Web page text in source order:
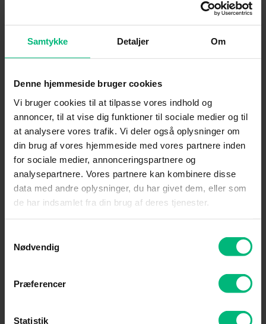
Samtykke Detaljer Om
Denne hjemmeside bruger cookies
Vi bruger cookies til at tilpasse vores indhold og
annoncer, til at vise dig funktioner til sociale medier og til
at analysere vores trafik. Vi deler også oplysninger om
din brug af vores hjemmeside med vores partnere inden
for sociale medier, annonceringspartnere og
analysepartnere. Vores partnere kan kombinere disse
data med andre oplysninger, du har givet dem, eller som
de har indsamlet fra din brug af deres tjenester.
Nødvendig
Præferencer
Statistik
b)
OBS: Dette er blot et eksempel på en router. Din
router kan sagtens se anderledes ud, men princippet
er det samme uanset router.
Tilslut den anden ende af det blå internetkabel i
enledig internetindgang (D-G) bagpå din egen
router, som illustreret på billedet.